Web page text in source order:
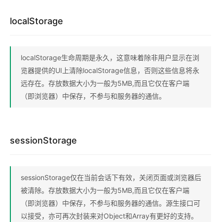
localStorage
localStorage生命周期是永久，这意味着除非用户显示在浏
览器提供的UI上清除localStorage信息，否则这些信息将永
远存在。存放数据大小为一般为5MB,而且它仅在客户端
（即浏览器）中保存，不参与和服务器的通信。
sessionStorage
sessionStorage仅在当前会话下有效，关闭页面或浏览器后
被清除。存放数据大小为一般为5MB,而且它仅在客户端
（即浏览器）中保存，不参与和服务器的通信。源生接口可
以接受，亦可再次封装来对Object和Array有更好的支持。